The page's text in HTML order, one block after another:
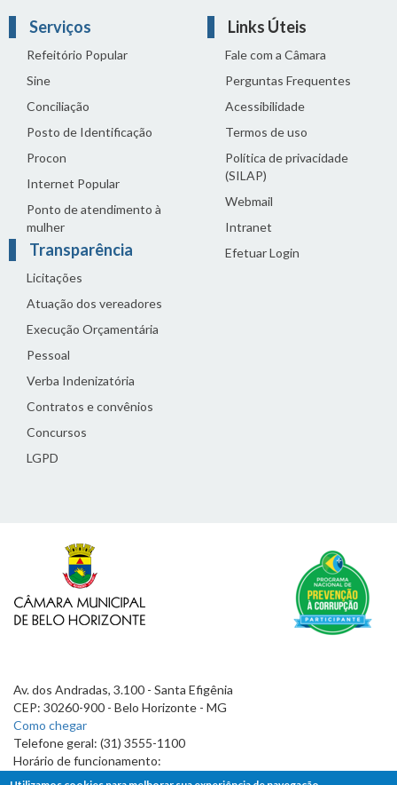
Serviços
Refeitório Popular
Sine
Conciliação
Posto de Identificação
Procon
Internet Popular
Ponto de atendimento à
mulher
Transparência
Licitações
Atuação dos vereadores
Execução Orçamentária
Pessoal
Verba Indenizatória
Contratos e convênios
Concursos
LGPD
Links Úteis
Fale com a Câmara
Perguntas Frequentes
Acessibilidade
Termos de uso
Política de privacidade
(SILAP)
Webmail
Intranet
Efetuar Login
Av. dos Andradas, 3.100 - Santa Efigênia
CEP: 30260-900 - Belo Horizonte - MG
Como chegar
Telefone geral: (31) 3555-1100
Horário de funcionamento:
7h às 19h